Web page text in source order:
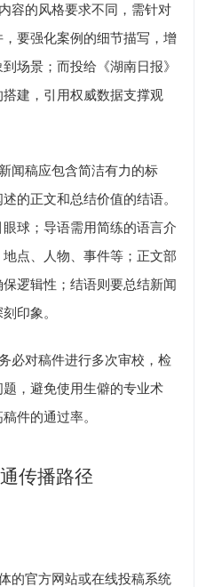
容的风格要求不同，需针对
要强化案例的细节描写，增
场景；而投给《湖南日报》
建，引用权威数据支撑观
闻稿应包含简洁有力的标
的正文和总结价值的结语。
球；导语需用简练的语言介
点、人物、事件等；正文部
逻辑性；结语则要总结新闻
印象。
必对稿件进行多次审校，检
，避免使用生僻的专业术
件的通过率。
传播路径
的官方网站或在线投稿系统